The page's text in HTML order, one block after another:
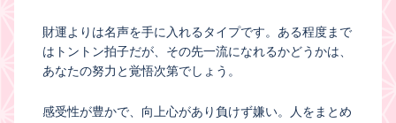
財運よりは名声を手に入れるタイプです。ある程度まで
はトントン拍子だが、その先一流になれるかどうかは、
あなたの努力と覚悟次第でしょう。
感受性が豊かで、向上心があり負けず嫌い。人をまとめ